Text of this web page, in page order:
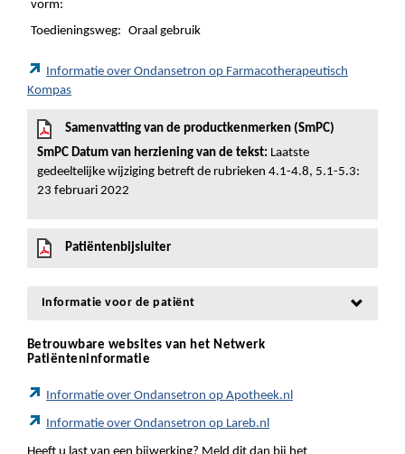
vorm:
Toedieningsweg: Oraal gebruik
Informatie over Ondansetron op Farmacotherapeutisch
Kompas
Samenvatting van de productkenmerken (SmPC)
SmPC Datum van herziening van de tekst: Laatste
gedeeltelijke wijziging betreft de rubrieken 4.1-4.8, 5.1-5.3:
23 februari 2022
Patiëntenbijsluiter
Informatie voor de patiënt
Betrouwbare websites van het Netwerk
Patiënteninformatie
Informatie over Ondansetron op Apotheek.nl
Informatie over Ondansetron op Lareb.nl